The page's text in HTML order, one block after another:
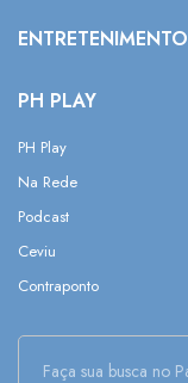
ENTRETENIMENTO
PH PLAY
PH Play
Na Rede
Podcast
Ceviu
Contraponto